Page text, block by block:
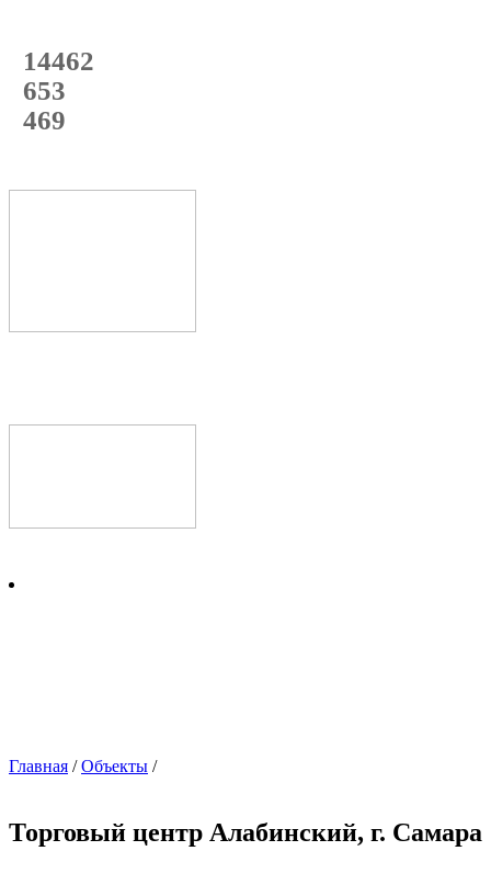
14462
с начала года
653
с начала месяца
469
с начала недели
Главная /Объекты /
Торговый центр Алабинский, г. Самара